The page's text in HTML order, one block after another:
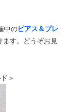
中のピアス＆ブレ
ます。どうぞお見
＞